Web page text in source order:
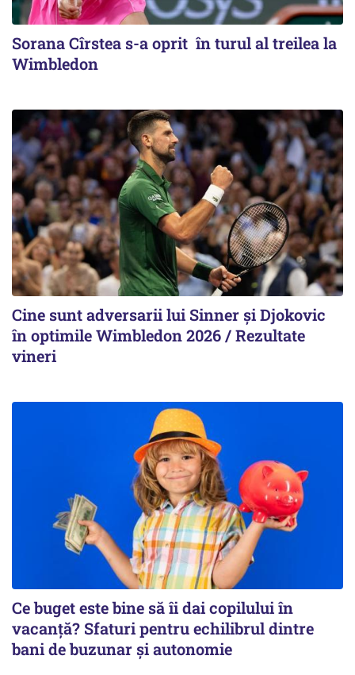
Sorana Cîrstea s-a oprit în turul al treilea la
Wimbledon
Cine sunt adversarii lui Sinner şi Djokovic
în optimile Wimbledon 2026 / Rezultate
vineri
Ce buget este bine să îi dai copilului în
vacanță? Sfaturi pentru echilibrul dintre
bani de buzunar și autonomie